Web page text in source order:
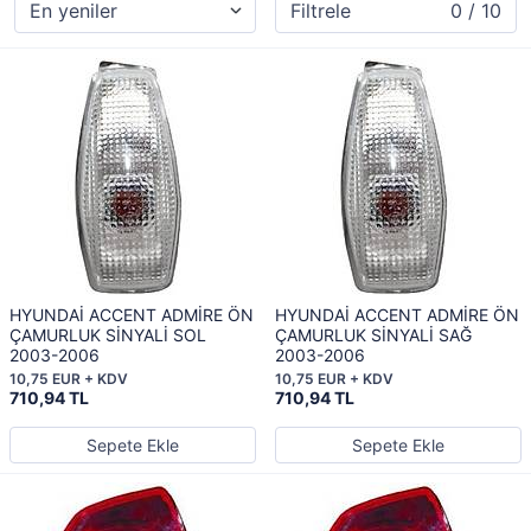
Filtrele 0 / 10
HYUNDAİ ACCENT ADMİRE ÖN
ÇAMURLUK SİNYALİ SOL
2003-2006
710,94 TL
10,75 EUR + KDV
Sepete Ekle
HYUNDAİ ACCENT ADMİRE ÖN
ÇAMURLUK SİNYALİ SAĞ
2003-2006
710,94 TL
10,75 EUR + KDV
Sepete Ekle